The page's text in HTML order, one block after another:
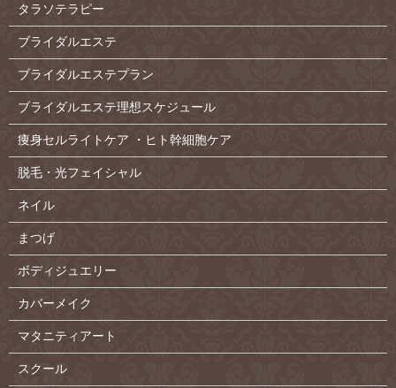
タラソテラピー
ブライダルエステ
ブライダルエステプラン
ブライダルエステ理想スケジュール
痩身セルライトケア ・ヒト幹細胞ケア
脱毛・光フェイシャル
ネイル
まつげ
ボディジュエリー
カバーメイク
マタニティアート
スクール